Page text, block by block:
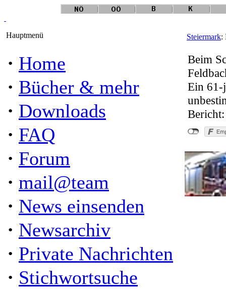
Hauptmenü
· Home
· Bücher & mehr
· Downloads
· FAQ
· Forum
· mail@team
· News einsenden
· Newsarchiv
· Private Nachrichten
· Stichwortsuche
Steiermark:
Beim
Ein 61-